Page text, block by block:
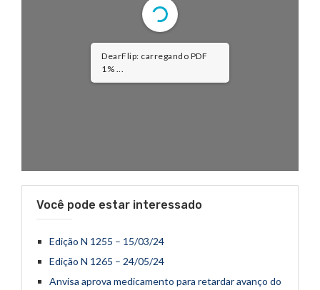
DearFlip: carregando PDF
1% ...
Você pode estar interessado
Edição N 1255 – 15/03/24
Edição N 1265 – 24/05/24
Anvisa aprova medicamento para retardar avanço do